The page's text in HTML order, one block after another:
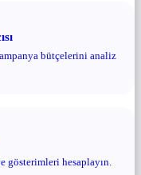
bütçelerini analiz
gösterimleri hesaplayın.